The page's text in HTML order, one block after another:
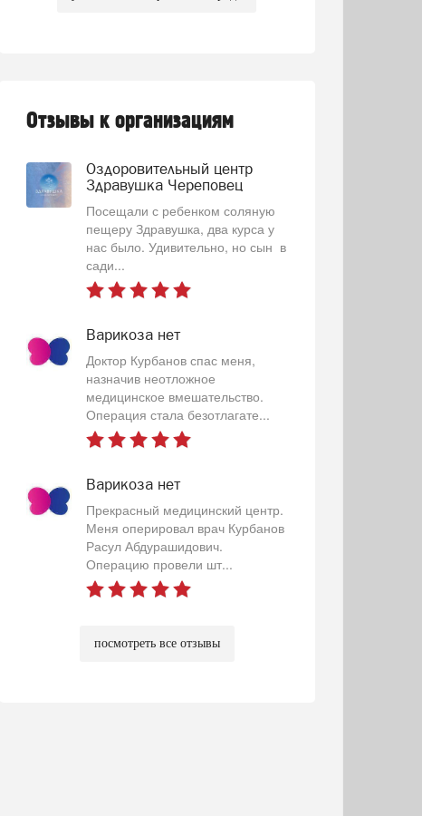
Отзывы к организациям
Оздоровительный центр
Здравушка Череповец
Посещали с ребенком соляную
пещеру Здравушка, два курса у
нас было. Удивительно, но сын в
сади...
Варикоза нет
Доктор Курбанов спас меня,
назначив неотложное
медицинское вмешательство.
Операция стала безотлагате...
Варикоза нет
Прекрасный медицинский центр.
Меня оперировал врач Курбанов
Расул Абдурашидович.
Операцию провели шт...
посмотреть все отзывы